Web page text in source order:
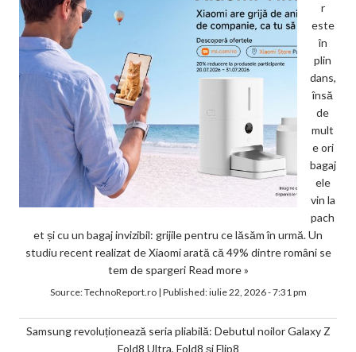
r
este
în
plin
dans,
însă
de
mult
e ori
bagaj
ele
vin la
pach
et și cu un bagaj invizibil: grijile pentru ce lăsăm în urmă. Un
studiu recent realizat de Xiaomi arată că 49% dintre români se
tem de spargeri Read more »
Source:TechnoReport.ro| Published:iulie 22, 2026 - 7:31 pm
Samsung revoluționează seria pliabilă: Debutul noilor Galaxy Z
Fold8 Ultra, Fold8 și Flip8